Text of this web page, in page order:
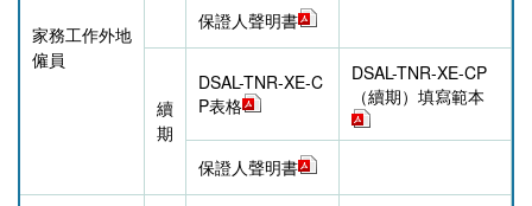
家務工作外地
僱員
保證人聲明書
續
期
DSAL-TNR-XE-C
P表格
DSAL-TNR-XE-CP
（續期）填寫範本
保證人聲明書